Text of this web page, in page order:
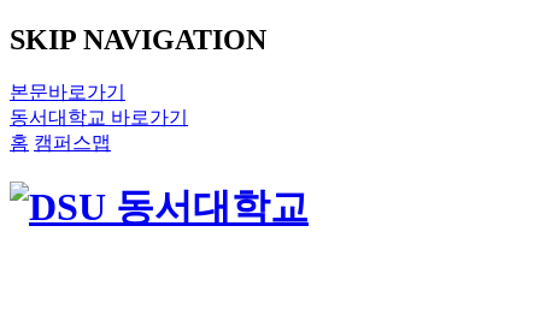
SKIP NAVIGATION
본문바로가기
동서대학교 바로가기
홈 캠퍼스맵